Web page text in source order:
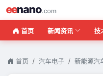
eenano.com
首页 新闻资讯 技
首页 汽车电子 新能源汽